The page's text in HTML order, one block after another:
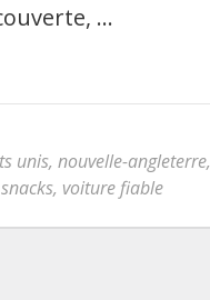
…
unis, nouvelle-angleterre,
snacks, voiture fiable